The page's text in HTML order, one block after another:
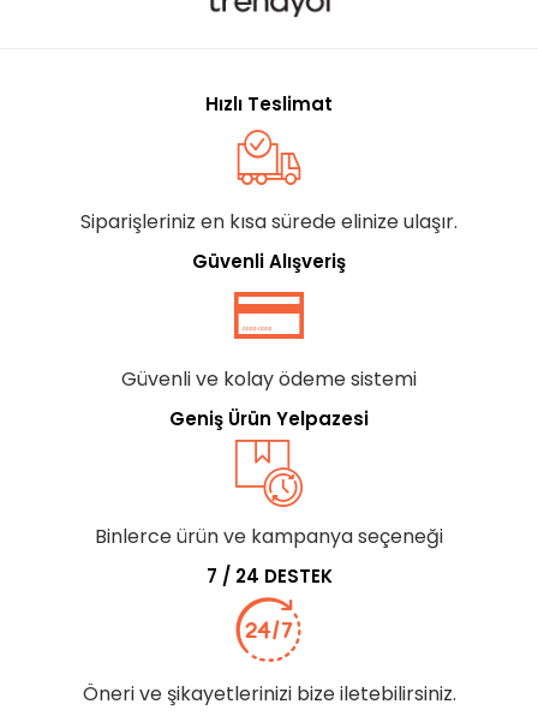
Hızlı Teslimat
Siparişleriniz en kısa sürede elinize ulaşır.
Güvenli Alışveriş
Güvenli ve kolay ödeme sistemi
Geniş Ürün Yelpazesi
Binlerce ürün ve kampanya seçeneği
7 / 24 DESTEK
Öneri ve şikayetlerinizi bize iletebilirsiniz.